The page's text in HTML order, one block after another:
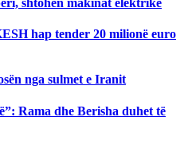
hap tender 20 milionë euro
nga sulmet e Iranit
Rama dhe Berisha duhet të